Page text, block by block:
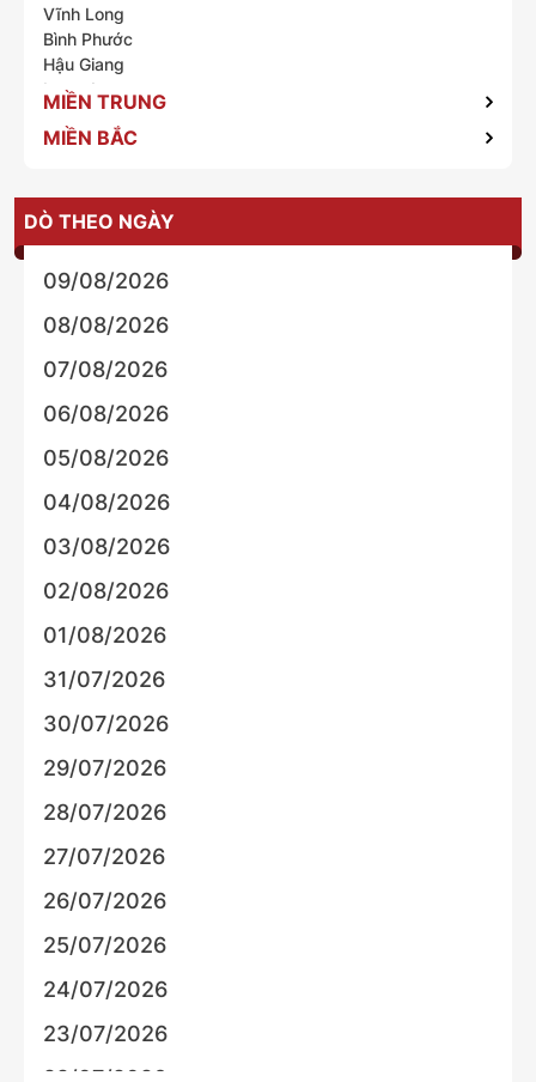
Vĩnh Long
Bình Phước
Hậu Giang
Long An
Lâm Đồng
Kiên Giang
MIỀN TRUNG
MIỀN BẮC
DÒ THEO NGÀY
09/08/2026
08/08/2026
07/08/2026
06/08/2026
05/08/2026
04/08/2026
03/08/2026
02/08/2026
01/08/2026
31/07/2026
30/07/2026
29/07/2026
28/07/2026
27/07/2026
26/07/2026
25/07/2026
24/07/2026
23/07/2026